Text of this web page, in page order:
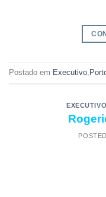
Postado em Executivo